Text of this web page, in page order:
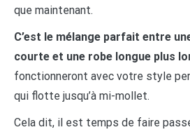
que maintenant.
C’est le mélange parfait entre
courte et une robe longue plus
fonctionneront avec votre style
qui flotte jusqu’à mi-mollet.
Cela dit, il est temps de faire